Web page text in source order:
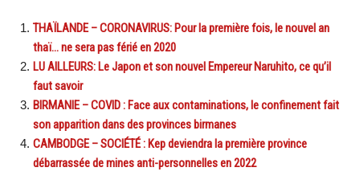
THAÏLANDE – CORONAVIRUS: Pour la première fois, le nouvel an
thaï… ne sera pas férié en 2020
LU AILLEURS: Le Japon et son nouvel Empereur Naruhito, ce qu’il
faut savoir
BIRMANIE – COVID : Face aux contaminations, le confinement fait
son apparition dans des provinces birmanes
CAMBODGE – SOCIÉTÉ : Kep deviendra la première province
débarrassée de mines anti-personnelles en 2022